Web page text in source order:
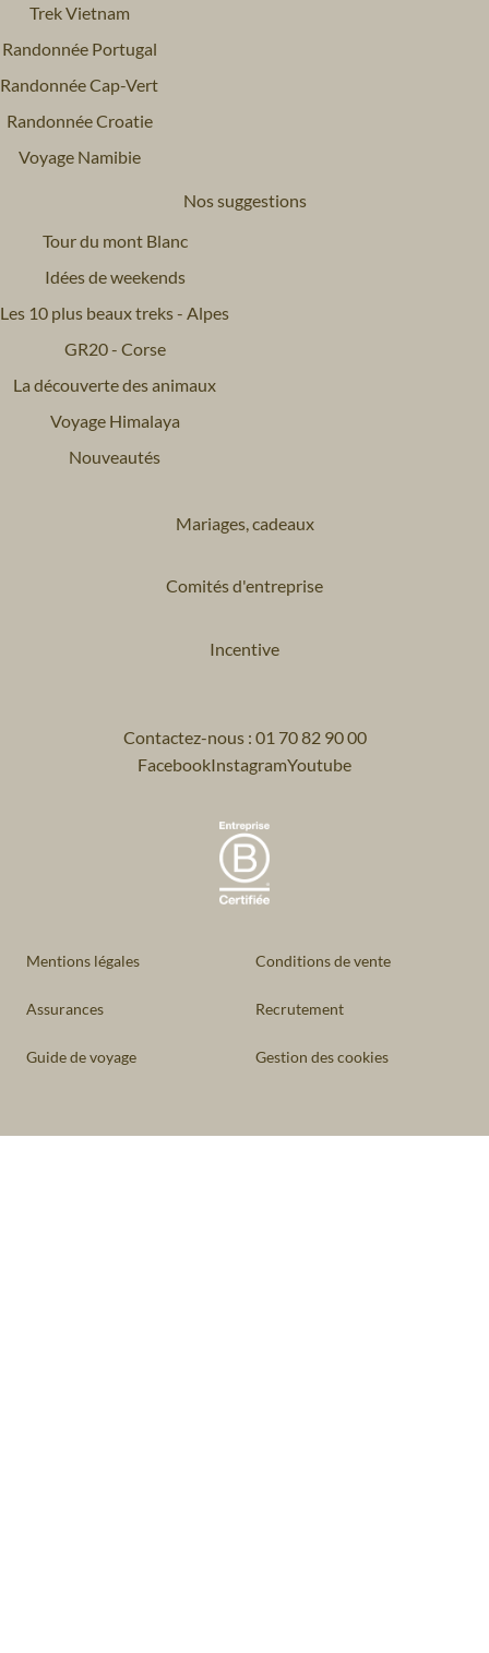
Trek Vietnam
Randonnée Portugal
Randonnée Cap-Vert
Randonnée Croatie
Voyage Namibie
Nos suggestions
Tour du mont Blanc
Idées de weekends
Les 10 plus beaux treks - Alpes
GR20 - Corse
La découverte des animaux
Voyage Himalaya
Nouveautés
Mariages, cadeaux
Comités d'entreprise
Incentive
Contactez-nous : 01 70 82 90 00
FacebookInstagramYoutube
Mentions légales Conditions de vente
Assurances Recrutement
Guide de voyage Gestion des cookies